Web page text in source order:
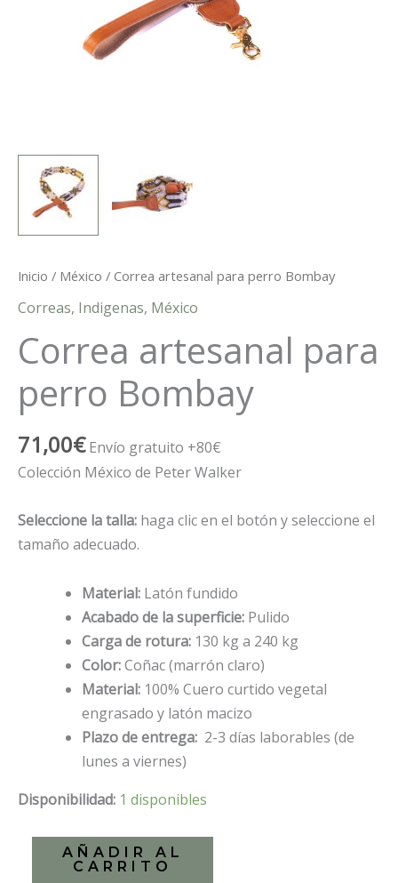
Inicio / México / Correa artesanal para perro Bombay
Correas, Indigenas, México
Correa artesanal para
perro Bombay
71,00€ Envío gratuito +80€
Colección México de Peter Walker
Seleccione la talla: haga clic en el botón y seleccione el
tamaño adecuado.
Material: Latón fundido
Acabado de la superficie: Pulido
Carga de rotura: 130 kg a 240 kg
Color:Coñac (marrón claro)
Material: 100% Cuero curtido vegetal
engrasado y latón macizo
Plazo de entrega: 2-3 días laborables (de
lunes a viernes)
Disponibilidad: 1 disponibles
artesanal
AÑADIR AL
CARRITO